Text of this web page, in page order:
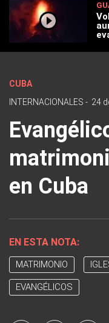
CUBA
INTERNACIONALES - 24
en Cuba
EN ESTA NOTA:
MATRIMONIO
EVANGÉLICOS